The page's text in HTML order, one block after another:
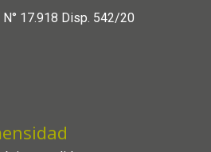
17.918 Disp. 542/20